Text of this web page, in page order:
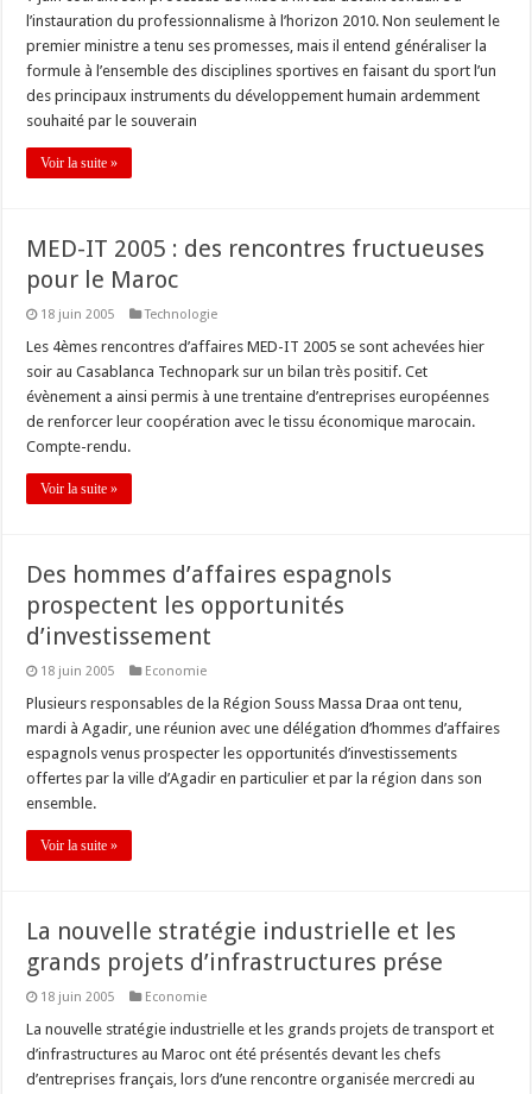
l’instauration du professionnalisme à l’horizon 2010. Non seulement le
premier ministre a tenu ses promesses, mais il entend généraliser la
formule à l’ensemble des disciplines sportives en faisant du sport l’un
des principaux instruments du développement humain ardemment
souhaité par le souverain
Voir la suite »
MED-IT 2005 : des rencontres fructueuses
pour le Maroc
18 juin 2005 Technologie
Les 4èmes rencontres d’affaires MED-IT 2005 se sont achevées hier
soir au Casablanca Technopark sur un bilan très positif. Cet
évènement a ainsi permis à une trentaine d’entreprises européennes
de renforcer leur coopération avec le tissu économique marocain.
Compte-rendu.
Voir la suite »
Des hommes d’affaires espagnols
prospectent les opportunités
d’investissement
18 juin 2005 Economie
Plusieurs responsables de la Région Souss Massa Draa ont tenu,
mardi à Agadir, une réunion avec une délégation d’hommes d’affaires
espagnols venus prospecter les opportunités d’investissements
offertes par la ville d’Agadir en particulier et par la région dans son
ensemble.
Voir la suite »
La nouvelle stratégie industrielle et les
grands projets d’infrastructures prése
18 juin 2005 Economie
La nouvelle stratégie industrielle et les grands projets de transport et
d’infrastructures au Maroc ont été présentés devant les chefs
d’entreprises français, lors d’une rencontre organisée mercredi au